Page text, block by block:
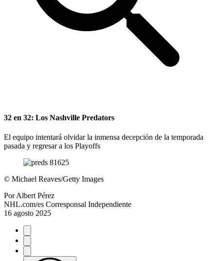
32 en 32: Los Nashville Predators
El equipo intentará olvidar la inmensa decepción de la temporada
pasada y regresar a los Playoffs
© Michael Reaves/Getty Images
Por Albert Pérez
NHL.com/es Corresponsal Independiente
16 agosto 2025